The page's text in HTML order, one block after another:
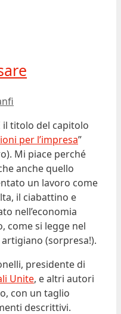
il titolo del capitolo
per l’impresa”
Mi piace perché
anche quello
un lavoro come
il ciabattino e
nell’economia
come si legge nel
(sorpresa!).
presidente di
Unite, e altri autori
con un taglio
descrittivi.